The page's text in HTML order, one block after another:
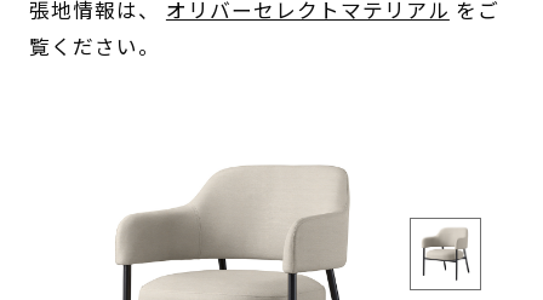
張地情報は、 オリバーセレクトマテリアル をご
覧ください。